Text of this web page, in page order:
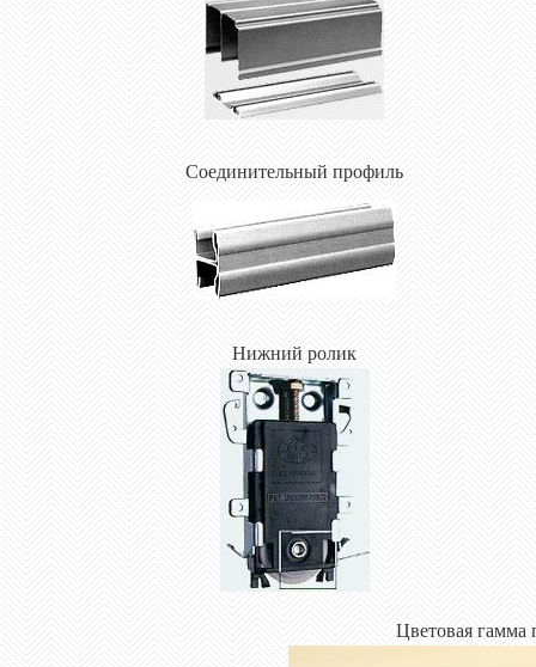
Соединительный профиль
Нижний ролик
Цветовая